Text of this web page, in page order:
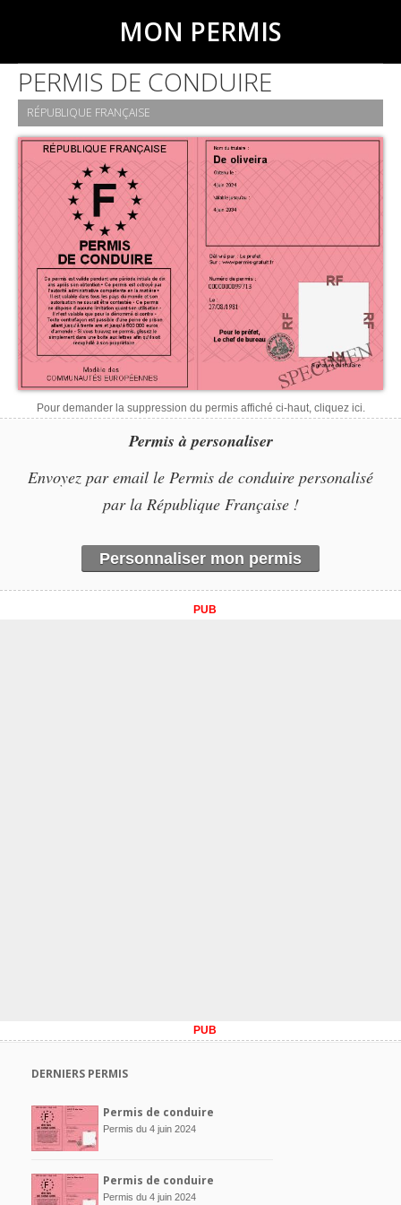
MON PERMIS
PERMIS DE CONDUIRE
RÉPUBLIQUE FRANÇAISE
Pour demander la suppression du permis affiché ci-haut, cliquez ici.
Permis à personaliser
Envoyez par email le Permis de conduire personalisé
par la République Française !
Personnaliser mon permis
PUB
PUB
DERNIERS PERMIS
Permis de conduire
Permis du 4 juin 2024
Permis de conduire
Permis du 4 juin 2024